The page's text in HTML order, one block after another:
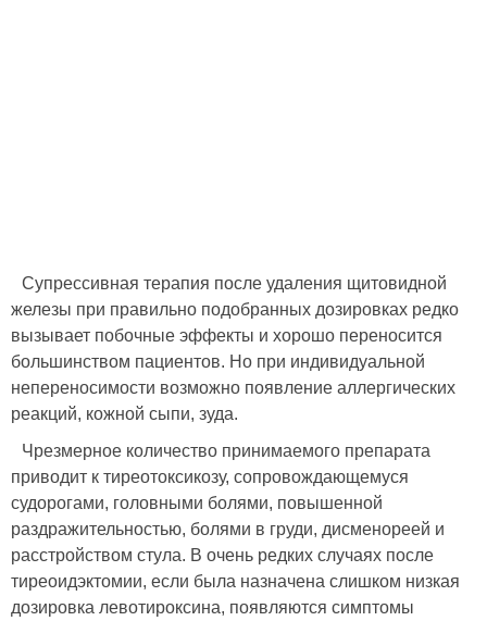
Супрессивная терапия после удаления щитовидной
железы при правильно подобранных дозировках редко
вызывает побочные эффекты и хорошо переносится
большинством пациентов. Но при индивидуальной
непереносимости возможно появление аллергических
реакций, кожной сыпи, зуда.
Чрезмерное количество принимаемого препарата
приводит к тиреотоксикозу, сопровождающемуся
судорогами, головными болями, повышенной
раздражительностью, болями в груди, дисменореей и
расстройством стула. В очень редких случаях после
тиреоидэктомии, если была назначена слишком низкая
дозировка левотироксина, появляются симптомы